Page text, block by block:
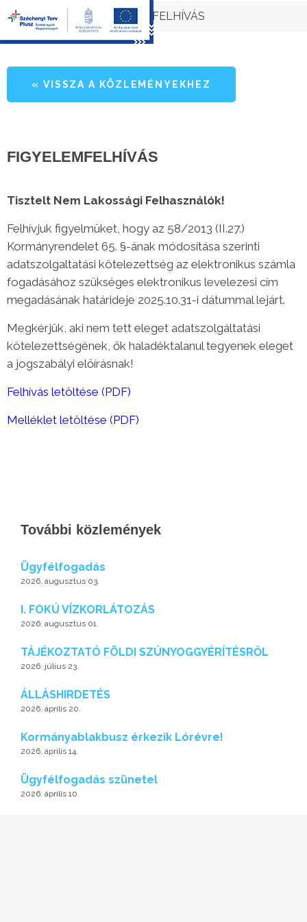
Közlemények » FIGYELEMFELHÍVÁS
« VISSZA A KÖZLEMÉNYEKHEZ
FIGYELEMFELHÍVÁS
Tisztelt Nem Lakossági Felhasználók!
Felhívjuk figyelmüket, hogy az 58/2013 (II.27.)
Kormányrendelet 65. §-ának módosítása szerinti
adatszolgaltatási kötelezettség az elektronikus számla
fogadásához szükséges elektronikus levelezesi cím
megadásának határideje 2025.10.31-i dátummal lejárt.
Megkérjük, aki nem tett eleget adatszolgáltatási
kötelezettségének, ők haladéktalanul tegyenek eleget
a jogszabályi előírásnak!
Felhívás letöltése (PDF)
Melléklet letöltése (PDF)
További közlemények
Ügyfélfogadás
2026. augusztus 03.
I. FOKÚ VÍZKORLÁTOZÁS
2026. augusztus 01.
TÁJÉKOZTATÓ FÖLDI SZÚNYOGGYÉRÍTÉSRŐL
2026. július 23.
ÁLLÁSHIRDETÉS
2026. április 20.
Kormányablakbusz érkezik Lórévre!
2026. április 14.
Ügyfélfogadás szünetel
2026. április 10.